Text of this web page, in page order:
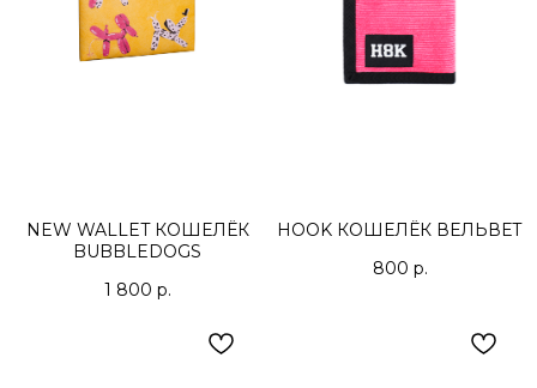
NEW WALLET КОШЕЛЁК
BUBBLEDOGS
1 800 р.
HOOK КОШЕЛЁК ВЕЛЬВЕТ
800 р.